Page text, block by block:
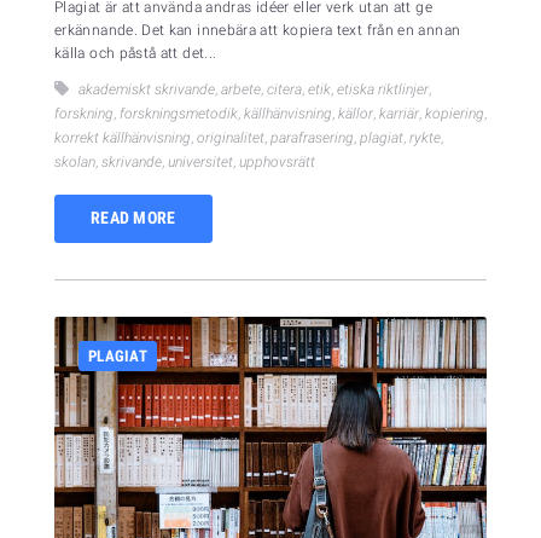
Plagiat är att använda andras idéer eller verk utan att ge
erkännande. Det kan innebära att kopiera text från en annan
källa och påstå att det...
akademiskt skrivande arbete citera etik etiska riktlinjer
forskning forskningsmetodik källhänvisning källor karriär kopiering
korrekt källhänvisning originalitet parafrasering plagiat rykte
skolan skrivande universitet upphovsrätt
READ MORE
PLAGIAT